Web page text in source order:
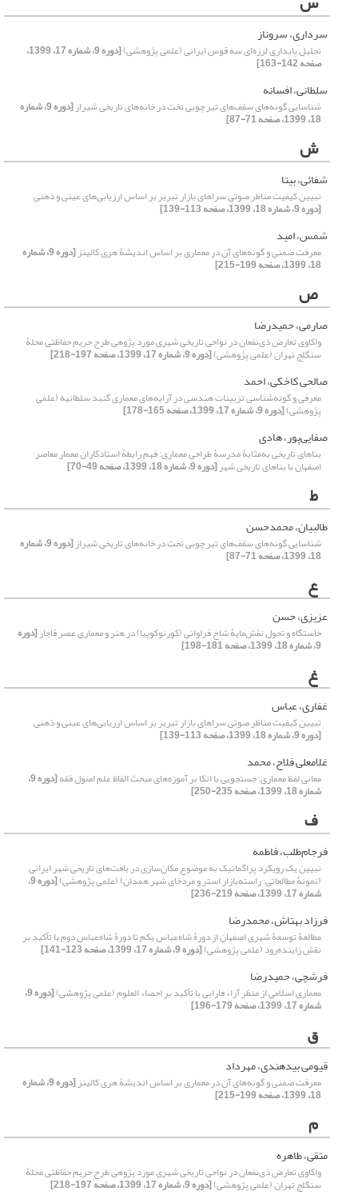
سرداری، سروناز
تحلیل پایداری لرزه‌ای سه قوس ایرانی (علمی پژوهشی) [دوره 9، شماره 17، 1399،
صفحه 142-163]
سلطانی، افسانه
شناسایی گونه‌های سقف‌های تیر چوبی تخت در خانه‌های تاریخی شیراز [دوره 9، شماره
18، 1399، صفحه 71-87]
ش
شفائی، بیتا
تبیین کیفیت مناظر صوتی سراهای بازار تبریز بر اساس ارزیابی‌های عینی و ذهنی
[دوره 9، شماره 18، 1399، صفحه 113-139]
شمس، امید
معرفت ضمنی و گونه‌های آن در معماری بر اساس اندیشۀ هری کالینز [دوره 9، شماره
18، 1399، صفحه 199-215]
ص
صارمی، حمیدرضا
واکاوی تعارض ذی‌نفعان در نواحی تاریخی شهری مورد پژوهی طرح حریم حفاظتی محلۀ
سنگلج تهران (علمی پژوهشی)[دوره 9، شماره 17، 1399، صفحه 197-218]
صالحی کاخکی، احمد
معرفی و گونه‌شناسی تزیینات هندسی در آرایه‌های معماری گنبد سلطانیه (علمی
پژوهشی)[دوره 9، شماره 17، 1399، صفحه 165-178]
صفایی‌پور، هادی
بناهای تاریخی به‌مثابۀ مدرسۀ طراحی معماری: فهم رابطۀ استادکاران معمار معاصر
اصفهان با بناهای تاریخی شهر[دوره 9، شماره 18، 1399، صفحه 49-70]
ط
طالبیان، محمدحسن
شناسایی گونه‌های سقف‌های تیر چوبی تخت در خانه‌های تاریخی شیراز [دوره 9، شماره
18، 1399، صفحه 71-87]
ع
عزیزی، حسن
خاستگاه و تحول نقش‌مایۀ شاخ فراوانی (کورنوکوپیا) در هنر و معماری عصر قاجار[دوره
9، شماره 18، 1399، صفحه 181-198]
غ
غفاری، عباس
تبیین کیفیت مناظر صوتی سراهای بازار تبریز بر اساس ارزیابی‌های عینی و ذهنی
[دوره 9، شماره 18، 1399، صفحه 113-139]
غلامعلی فلاح، محمد
معانی لفظ معماری: جستجویی با اتکا بر آموزه‌های مبحث الفاظ علم اصول فقه [دوره 9،
شماره 18، 1399، صفحه 235-250]
ف
فرجام‌طلب، فاطمه
تبیین یک رویکرد پراگماتیک به موضوع مکان‌سازی در بافت‌های تاریخی شهر ایرانی
(نمونۀ مطالعاتی: راسته‌بازار استر و مردخای شهر همدان) (علمی پژوهشی) [دوره 9،
شماره 17، 1399، صفحه 219-236]
فرزاد بهتاش، محمدرضا
مطالعۀ توسعۀ شهری اصفهان از دورۀ شاه‌عباس یکم تا دورۀ شاه‌عباس دوم با تأکید بر
نقش زاینده‌رود (علمی پژوهشی)[دوره 9، شماره 17، 1399، صفحه 123-141]
فرشچی، حمیدرضا
معماری اسلامی از منظر آراء فارابی با تأکید بر احصاء العلوم (علمی پژوهشی) [دوره 9،
شماره 17، 1399، صفحه 179-196]
ق
قیومی بیدهندی، مهرداد
معرفت ضمنی و گونه‌های آن در معماری بر اساس اندیشۀ هری کالینز [دوره 9، شماره
18، 1399، صفحه 199-215]
م
متقی، طاهره
واکاوی تعارض ذی‌نفعان در نواحی تاریخی شهری مورد پژوهی طرح حریم حفاظتی محلۀ
سنگلج تهران (علمی پژوهشی)[دوره 9، شماره 17، 1399، صفحه 197-218]